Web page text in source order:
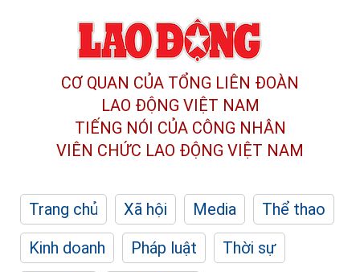
CƠ QUAN CỦA TỔNG LIÊN ĐOÀN
LAO ĐỘNG VIỆT NAM
TIẾNG NÓI CỦA CÔNG NHÂN
VIÊN CHỨC LAO ĐỘNG VIỆT NAM
Trang chủ Xã hội Media
Thể thao
Kinh doanh
Pháp luật
Thời sự